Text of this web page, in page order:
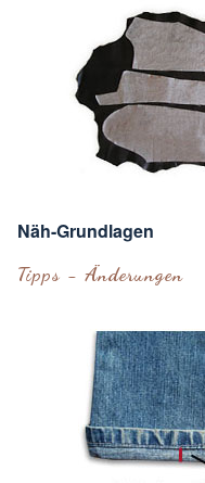
Näh-Grundlagen
Tipps - Änderungen